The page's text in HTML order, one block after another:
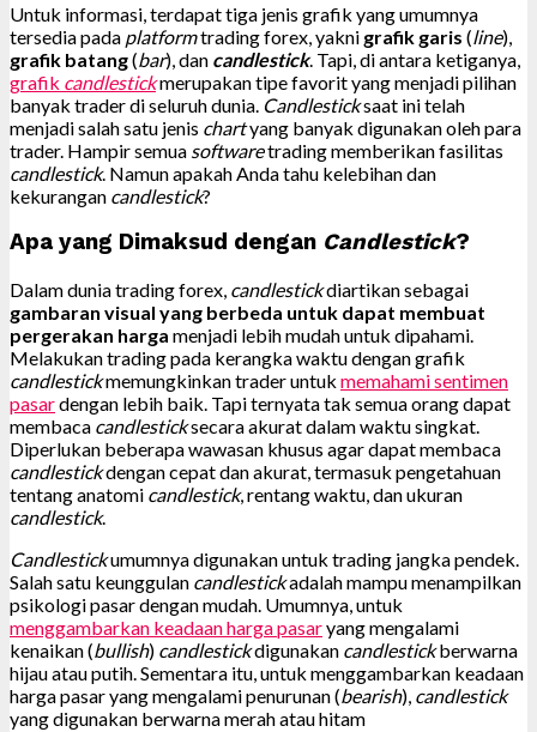
Untuk informasi, terdapat tiga jenis grafik yang umumnya
tersedia pada platformtrading forex, yakni grafik garis (line),
grafik batang(bar), dan candlestick. Tapi, di antara ketiganya,
grafik candlestickmerupakan tipe favorit yang menjadi pilihan
banyak trader di seluruh dunia. Candlesticksaat ini telah
menjadi salah satu jenis chartyang banyak digunakan oleh para
trader. Hampir semua softwaretrading memberikan fasilitas
candlestick. Namun apakah Anda tahu kelebihan dan
kekurangan candlestick?
Apa yang Dimaksud dengan Candlestick?
Dalam dunia trading forex, candlestickdiartikan sebagai
gambaran visual yang berbeda untuk dapat membuat
pergerakan harga menjadi lebih mudah untuk dipahami.
Melakukan trading pada kerangka waktu dengan grafik
candlestickmemungkinkan trader untuk memahami sentimen
pasardengan lebih baik. Tapi ternyata tak semua orang dapat
membaca candlesticksecara akurat dalam waktu singkat.
Diperlukan beberapa wawasan khusus agar dapat membaca
candlestickdengan cepat dan akurat, termasuk pengetahuan
tentang anatomi candlestick, rentang waktu, dan ukuran
candlestick.
Candlestickumumnya digunakan untuk trading jangka pendek.
Salah satu keunggulan candlestickadalah mampu menampilkan
psikologi pasar dengan mudah. Umumnya, untuk
menggambarkan keadaan harga pasaryang mengalami
kenaikan (bullish) candlestickdigunakan candlestickberwarna
hijau atau putih. Sementara itu, untuk menggambarkan keadaan
harga pasar yang mengalami penurunan (bearish), candlestick
yang digunakan berwarna merah atau hitam